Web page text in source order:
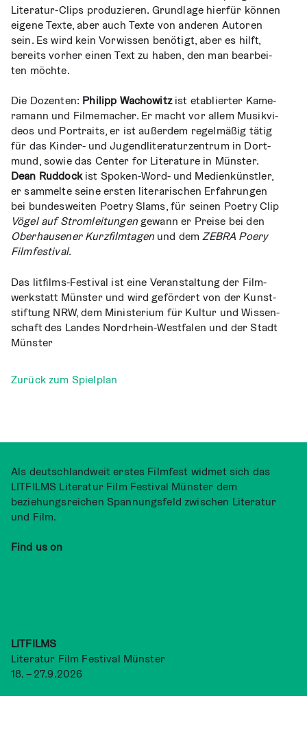
Lite­ra­tur-Clips pro­du­zie­ren. Grund­la­ge hier­für kön­nen
eige­ne Tex­te, aber auch Tex­te von ande­ren Autoren
sein. Es wird kein Vor­wis­sen benö­tigt, aber es hilft,
bereits vor­her einen Text zu haben, den man bear­bei­
ten möchte.
Die Dozen­ten: Phil­ipp Wacho­witzist eta­blier­ter Kame­
ra­mann und Fil­me­ma­cher. Er macht vor allem Musik­vi­
de­os und Por­traits, er ist außer­dem regel­mä­ßig tätig
für das Kin­der- und Jugend­li­te­ra­tur­zen­trum in Dort­
mund, sowie das Cen­ter for Lite­ra­tu­re in Müns­ter.
Dean Rud­dockist Spo­ken-Word- und Medi­en­künst­ler,
er sam­mel­te sei­ne ers­ten lite­ra­ri­schen Erfah­run­gen
bei bun­des­wei­ten Poet­ry Slams, für sei­nen Poet­ry Clip
Vögel auf Strom­lei­tun­gengewann er Prei­se bei den
Ober­hau­se­ner Kurz­film­ta­gen und demZEBRA Poery
Film­fes­ti­val.
Das litfilms-Fes­ti­val ist eine Ver­an­stal­tung der Film­
werk­statt Müns­ter und wird geför­dert von der Kunst­
stif­tung NRW, dem Minis­te­ri­um für Kul­tur und Wis­sen­
schaft des Lan­des Nord­rhein-West­fa­len und der Stadt
Münster
Zurück zum Spielplan
Als deutschlandweit erstes Filmfest widmet sich das
LITFILMS Literatur Film Festival Münster dem
beziehungsreichen Spannungsfeld zwischen Literatur
und Film.
Find us on
LITFILMS
Literatur Film Festival Münster
18. – 27.9.2026